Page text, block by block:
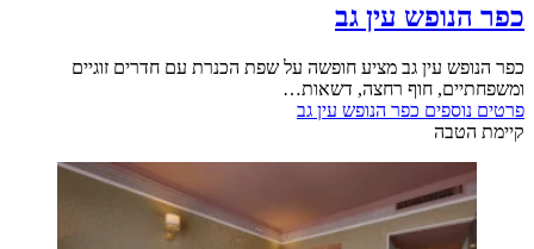
כפר הנופש עין גב
כפר הנופש עין גב מציע חופשה על שפת הכנרת עם חדרים זוגיים
ומשפחתיים, חוף רחצה, דשאות…
פרטים נוספים כפר הנופש עין גב
קיימת הטבה